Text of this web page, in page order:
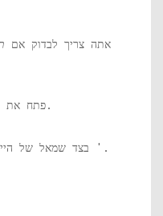
אתה צריך לבדוק אם
1. פתח אתאפליקציה במחשב שלך.
2. בצד שמאל של '.